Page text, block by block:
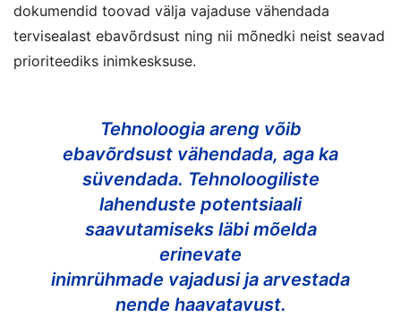
dokumendid toovad välja vajaduse vähendada
tervisealast ebavõrdsust ning nii mõnedki neist seavad
prioriteediks inimkesksuse.
Tehnoloogia areng võib
ebavõrdsust vähendada, aga ka
süvendada. Tehnoloogiliste
lahenduste potentsiaali
saavutamiseks läbi mõelda
erinevate
inimrühmade vajadusi ja arvestada
nende haavatavust.